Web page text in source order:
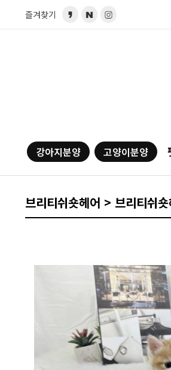
즐겨찾기
강아지분양 고양이분양
브리티쉬숏헤어 > 브리티쉬